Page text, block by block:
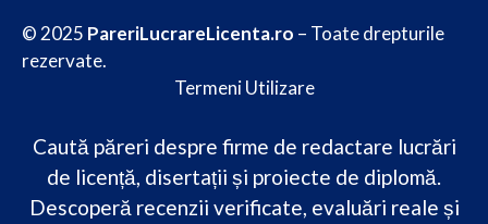
© 2025 PareriLucrareLicenta.ro – Toate drepturile
rezervate.
Termeni Utilizare
Caută păreri despre firme de redactare lucrări
de licență, disertații și proiecte de diplomă.
Descoperă recenzii verificate, evaluări reale și